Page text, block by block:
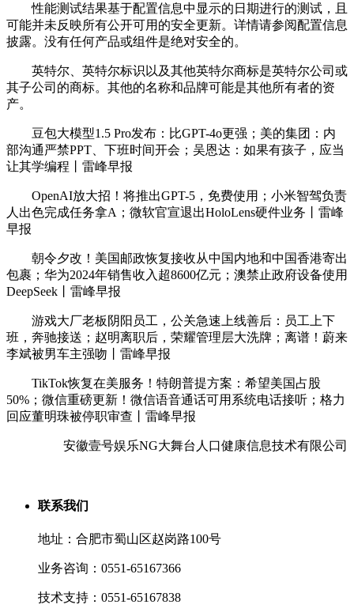
性能测试结果基于配置信息中显示的日期进行的测试，且
可能并未反映所有公开可用的安全更新。详情请参阅配置信息
披露。没有任何产品或组件是绝对安全的。
英特尔、英特尔标识以及其他英特尔商标是英特尔公司或
其子公司的商标。其他的名称和品牌可能是其他所有者的资
产。
豆包大模型1.5 Pro发布：比GPT-4o更强；美的集团：内
部沟通严禁PPT、下班时间开会；吴恩达：如果有孩子，应当
让其学编程丨雷峰早报
OpenAI放大招！将推出GPT-5，免费使用；小米智驾负责
人出色完成任务拿A；微软官宣退出HoloLens硬件业务丨雷峰
早报
朝令夕改！美国邮政恢复接收从中国内地和中国香港寄出
包裹；华为2024年销售收入超8600亿元；澳禁止政府设备使用
DeepSeek丨雷峰早报
游戏大厂老板阴阳员工，公关急速上线善后：员工上下
班，奔驰接送；赵明离职后，荣耀管理层大洗牌；离谱！蔚来
李斌被男车主强吻丨雷峰早报
TikTok恢复在美服务！特朗普提方案：希望美国占股
50%；微信重磅更新！微信语音通话可用系统电话接听；格力
回应董明珠被停职审查丨雷峰早报
安徽壹号娱乐NG大舞台人口健康信息技术有限公司
联系我们
地址：合肥市蜀山区赵岗路100号
业务咨询：0551-65167366
技术支持：0551-65167838